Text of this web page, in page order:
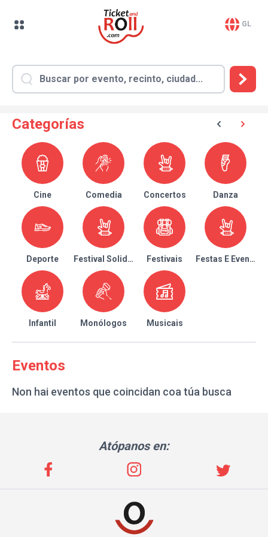
GL
Categorías
Cine Comedia Concertos Danza
Deporte Festival Solidario Festivais Festas E Eventos
Infantil Monólogos Musicais
Eventos
Non hai eventos que coincidan coa túa busca
Atópanos en: